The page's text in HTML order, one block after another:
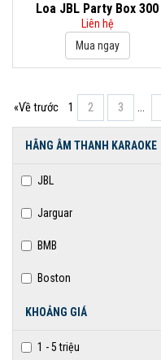
HÃNG ÂM THANH KARAOKE
JBL
Jarguar
BMB
Boston
KHOẢNG GIÁ
1 - 5 triệu
Loa JBL Party Box 300
Liên hệ
«Về trước 1 2 3 ...